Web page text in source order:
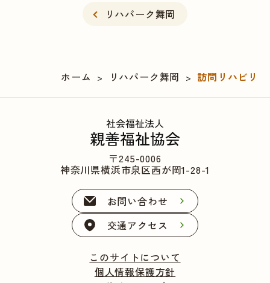
リハパーク舞岡
ホーム > リハパーク舞岡 > 訪問リハビリ
〒245-0006
神奈川県横浜市泉区西が岡1-28-1
お問い合わせ
交通アクセス
このサイトについて
個人情報保護方針